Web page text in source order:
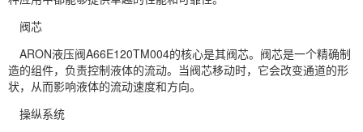
阀芯
ARON液压阀A66E120TM004的核心是其阀芯。阀芯是一个精确制
造的组件，负责控制液体的流动。当阀芯移动时，它会改变通道的形
状，从而影响液体的流动速度和方向。
操纵系统